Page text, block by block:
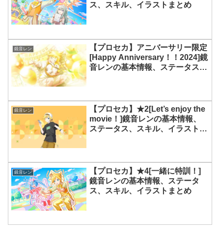
ス、スキル、イラストまとめ
鏡音レン
【プロセカ】アニバーサリー限定
[Happy Anniversary！！2024]鏡
音レンの基本情報、ステータス、
鏡音レン
【プロセカ】★2[Let’s enjoy the
movie！]鏡音レンの基本情報、
ステータス、スキル、イラストま
鏡音レン
【プロセカ】★4[一緒に特訓！]
鏡音レンの基本情報、ステータ
ス、スキル、イラストまとめ